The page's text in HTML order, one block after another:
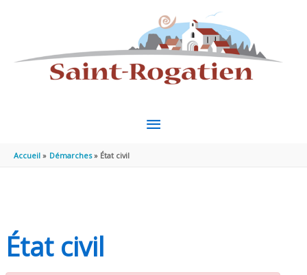
MENU
Accueil Démarches État civil
État civil